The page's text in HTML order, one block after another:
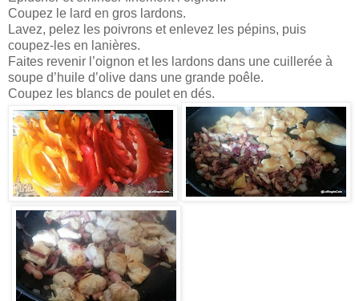
Coupez le lard en gros lardons.
Lavez, pelez les poivrons et enlevez les pépins, puis
coupez-les en lanières.
Faites revenir l’oignon et les lardons dans une cuillerée à
soupe d’huile d’olive dans une grande poêle.
Coupez les blancs de poulet en dés.